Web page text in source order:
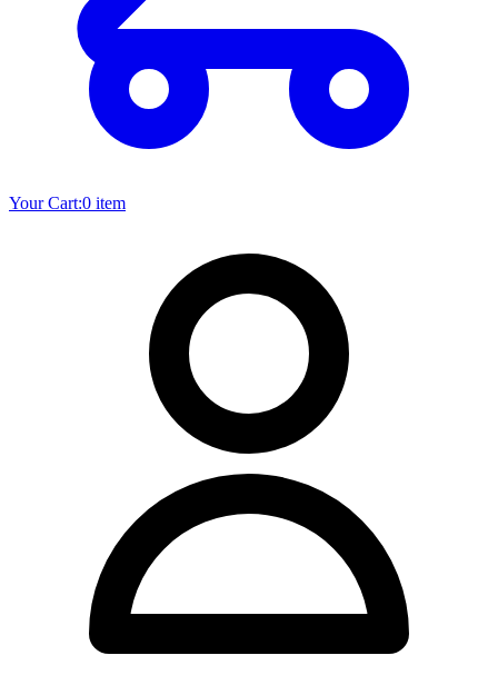
Your Cart:0 item